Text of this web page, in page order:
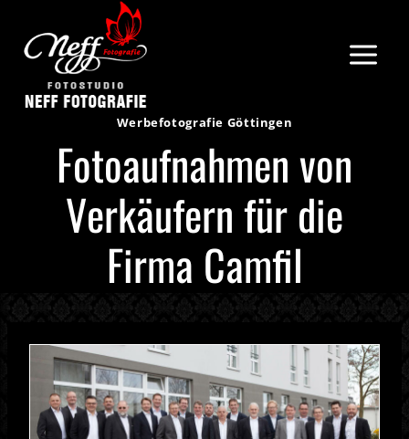
Inhalt
springen
Werbefotografie Göttingen
Fotoaufnahmen von
Verkäufern für die
Firma Camfil